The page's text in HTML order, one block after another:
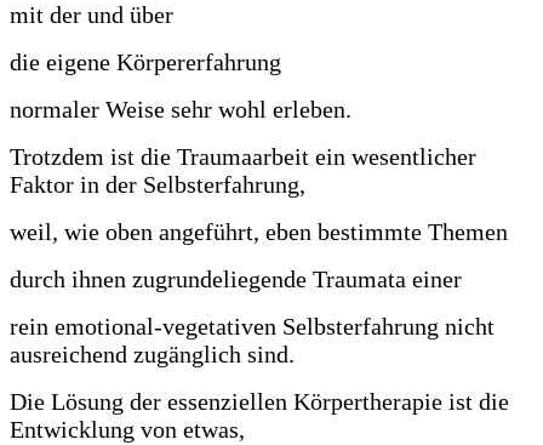
mit der und über
die eigene Körpererfahrung
normaler Weise sehr wohl erleben.
Trotzdem ist die Traumaarbeit ein wesentlicher
Faktor in der Selbsterfahrung,
weil, wie oben angeführt, eben bestimmte Themen
durch ihnen zugrundeliegende Traumata einer
rein emotional-vegetativen Selbsterfahrung nicht
ausreichend zugänglich sind.
Die Lösung der essenziellen Körpertherapie ist die
Entwicklung von etwas,